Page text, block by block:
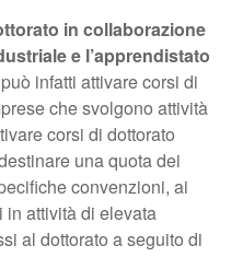
in collaborazione
e l’apprendistato
infatti attivare corsi di
che svolgono attività
corsi di dottorato
una quota dei
convenzioni, ai
attività di elevata
al dottorato a seguito di